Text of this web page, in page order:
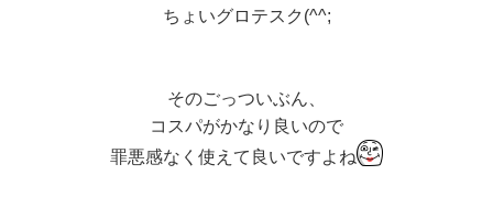
ちょいグロテスク(^^;
そのごっついぶん、
コスパがかなり良いので
罪悪感なく使えて良いですよね